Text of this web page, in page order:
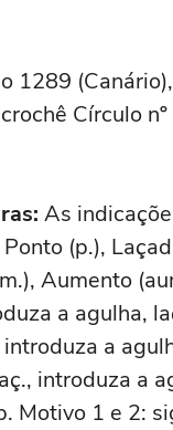
1289
Círculo
As
(p.),
Aumento
a agulha,
a
introduza a
Motivo 1 e 2: